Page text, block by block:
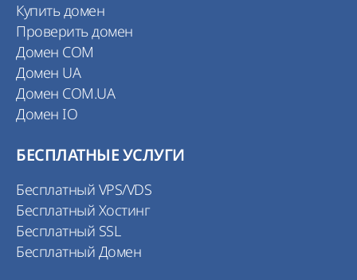
Купить домен
Проверить домен
Домен COM
Домен UA
Домен COM.UA
Домен IO
БЕСПЛАТНЫЕ УСЛУГИ
Бесплатный VPS/VDS
Бесплатный Хостинг
Бесплатный SSL
Бесплатный Домен